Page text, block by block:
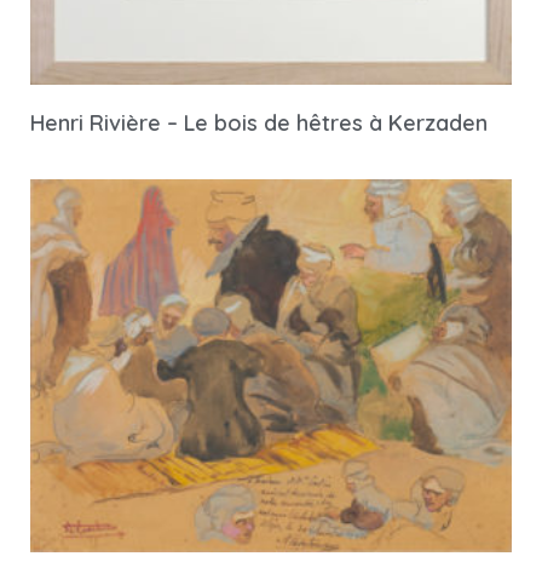
Henri Rivière – Le bois de hêtres à Kerzaden